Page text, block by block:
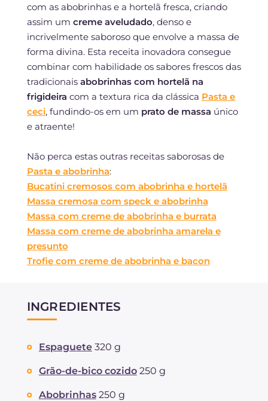
com as abobrinhas e a hortelã fresca, criando
assim um creme aveludado, denso e
incrivelmente saboroso que envolve a massa de
forma divina. Esta receita inovadora consegue
combinar com habilidade os sabores frescos das
tradicionais abobrinhas com hortelã na
frigideira com a textura rica da clássica Pasta e
ceci, fundindo-os em um prato de massa único
e atraente!
Não perca estas outras receitas saborosas de
Pasta e abobrinha:
Bucatini cremosos com abobrinha e hortelã
Massa cremosa com speck e abobrinha
Massa com creme de abobrinha e burrata
Massa com creme de abobrinha amarela e
presunto
Trofie com creme de abobrinha e bacon
INGREDIENTES
Espaguete 320 g
Grão-de-bico cozido 250 g
Abobrinhas 250 g